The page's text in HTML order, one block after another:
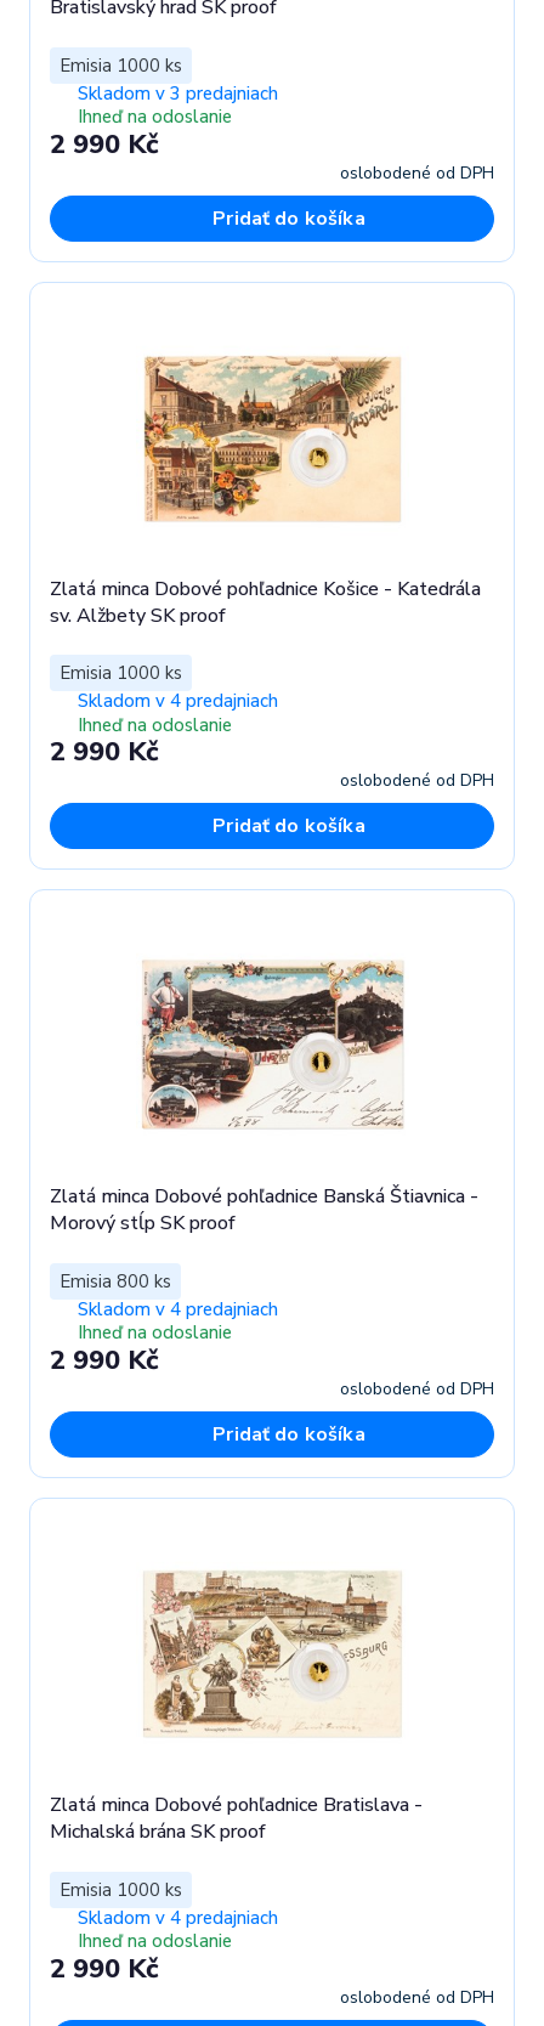
Bratislavský hrad SK proof
Emisia 1000 ks
Skladom v 3 predajniach
Ihneď na odoslanie
2 990 Kč
oslobodené od DPH
Pridať do košíka
Zlatá minca Dobové pohľadnice Košice - Katedrála
sv. Alžbety SK proof
Emisia 1000 ks
Skladom v 4 predajniach
Ihneď na odoslanie
2 990 Kč
oslobodené od DPH
Pridať do košíka
Zlatá minca Dobové pohľadnice Banská Štiavnica -
Morový stĺp SK proof
Emisia 800 ks
Skladom v 4 predajniach
Ihneď na odoslanie
2 990 Kč
oslobodené od DPH
Pridať do košíka
Zlatá minca Dobové pohľadnice Bratislava -
Michalská brána SK proof
Emisia 1000 ks
Skladom v 4 predajniach
Ihneď na odoslanie
2 990 Kč
oslobodené od DPH